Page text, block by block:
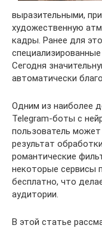
выразительными,
художественную
кадры. Ранее для
Сегодня
автоматически
Одним из наиболее
Telegram-боты с
пользователь
результат
романтические
некоторые сервисы
бесплатно, что
аудитории.
В этой статье